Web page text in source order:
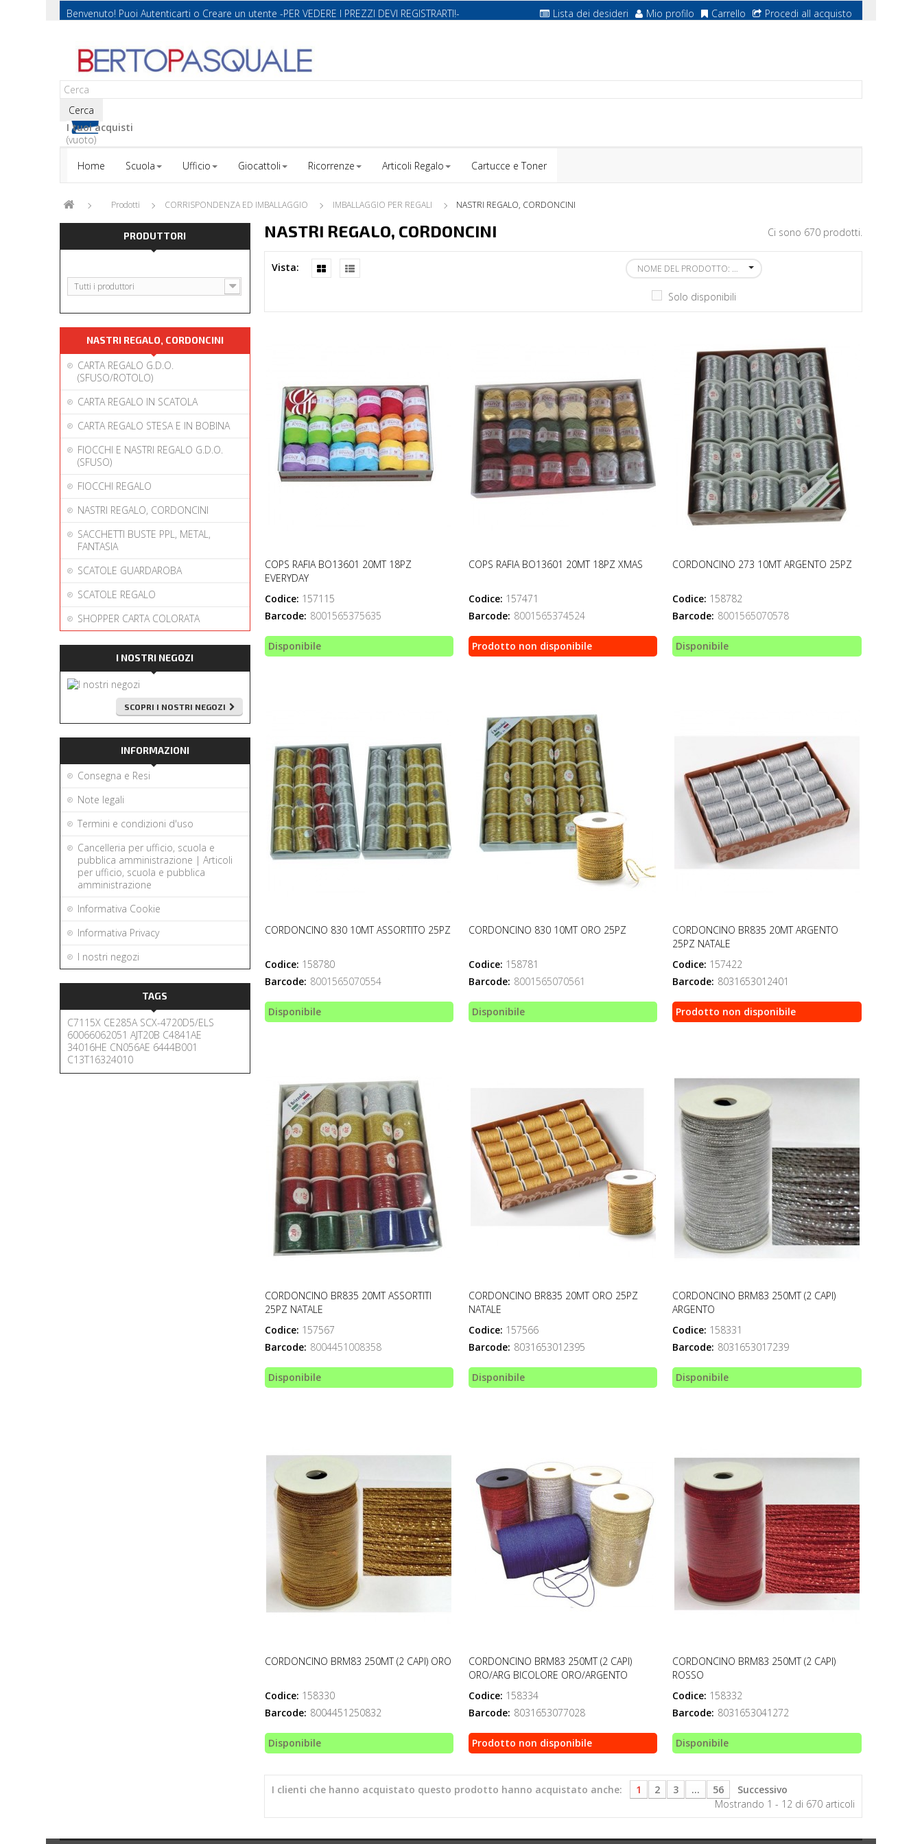
Benvenuto! Puoi Autenticarti o Creare un utente -PER VEDERE I PREZZI DEVI REGISTRARTI!- Lista dei desideri Mio profilo Carrello Procedi all acquisto
Cerca
I tuoi acquisti
(vuoto)
Home
Scuola Ufficio Giocattoli Ricorrenze Articoli Regalo Cartucce e Toner
Prodotti CORRISPONDENZA ED IMBALLAGGIO IMBALLAGGIO PER REGALI NASTRI REGALO, CORDONCINI
PRODUTTORI
Tutti i produttori
NASTRI REGALO, CORDONCINI
CARTA REGALO G.D.O.
(SFUSO/ROTOLO)
CARTA REGALO IN SCATOLA
CARTA REGALO STESA E IN BOBINA
FIOCCHI E NASTRI REGALO G.D.O.
(SFUSO)
FIOCCHI REGALO
NASTRI REGALO, CORDONCINI
SACCHETTI BUSTE PPL, METAL,
FANTASIA
SCATOLE GUARDAROBA
SCATOLE REGALO
SHOPPER CARTA COLORATA
I NOSTRI NEGOZI
SCOPRI I NOSTRI NEGOZI
INFORMAZIONI
Consegna e Resi
Note legali
Termini e condizioni d'uso
Cancelleria per ufficio, scuola e
pubblica amministrazione | Articoli
per ufficio, scuola e pubblica
amministrazione
Informativa Cookie
Informativa Privacy
I nostri negozi
TAGS
C7115X CE285A SCX-4720D5/ELS
60066062051 AJT20B C4841AE
34016HE CN056AE 6444B001
C13T16324010
NASTRI REGALO, CORDONCINI Ci sono 670 prodotti.
Vista: NOME DEL PRODOTTO: DALLA A ALLA Z
Solo disponibili
COPS RAFIA BO13601 20MT 18PZ
EVERYDAY
Codice: 157115
Barcode: 8001565375635
Disponibile
COPS RAFIA BO13601 20MT 18PZ XMAS
Codice: 157471
Barcode: 8001565374524
Prodotto non disponibile
CORDONCINO 273 10MT ARGENTO 25PZ
Codice: 158782
Barcode: 8001565070578
Disponibile
CORDONCINO 830 10MT ASSORTITO 25PZ
Codice: 158780
Barcode: 8001565070554
Disponibile
CORDONCINO 830 10MT ORO 25PZ
Codice: 158781
Barcode: 8001565070561
Disponibile
CORDONCINO BR835 20MT ARGENTO
25PZ NATALE
Codice: 157422
Barcode: 8031653012401
Prodotto non disponibile
CORDONCINO BR835 20MT ASSORTITI
25PZ NATALE
Codice: 157567
Barcode: 8004451008358
Disponibile
CORDONCINO BR835 20MT ORO 25PZ
NATALE
Codice: 157566
Barcode: 8031653012395
Disponibile
CORDONCINO BRM83 250MT (2 CAPI)
ARGENTO
Codice: 158331
Barcode: 8031653017239
Disponibile
CORDONCINO BRM83 250MT (2 CAPI) ORO
Codice: 158330
Barcode: 8004451250832
Disponibile
CORDONCINO BRM83 250MT (2 CAPI)
ORO/ARG BICOLORE ORO/ARGENTO
Codice: 158334
Barcode: 8031653077028
Prodotto non disponibile
CORDONCINO BRM83 250MT (2 CAPI)
ROSSO
Codice: 158332
Barcode: 8031653041272
Disponibile
I clienti che hanno acquistato questo prodotto hanno acquistato anche: 1 2 3 ... 56
Successivo
Mostrando 1 - 12 di 670 articoli